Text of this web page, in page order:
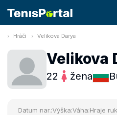
Hráči Velikova Darya
Velikova
22 žena
Datum nar.:Výška:Váha:Hraje